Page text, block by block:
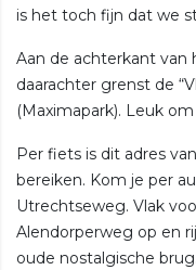
is het toch fijn dat we
Aan de achterkant
daarachter grenst de
(Maximapark). Leuk
Per fiets is dit adres
bereiken. Kom je per
Utrechtseweg. Vlak
Alendorperweg op en
oude nostalgische